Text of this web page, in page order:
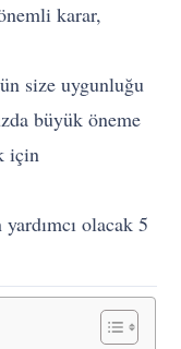
karar,
size uygunluğu
büyük öneme
için
olacak 5